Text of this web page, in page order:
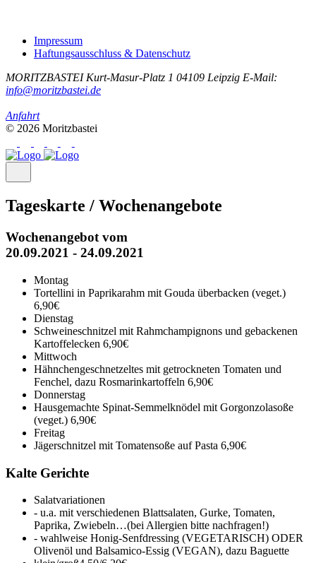
Impressum
Haftungsausschluss & Datenschutz
MORITZBASTEI Kurt-Masur-Platz 1 04109 Leipzig E-Mail:
info@moritzbastei.de
Anfahrt
© 2026 Moritzbastei
Tageskarte / Wochenangebote
Wochenangebot vom
20.09.2021 - 24.09.2021
Montag
Tortellini in Paprikarahm mit Gouda überbacken (veget.)
6,90€
Dienstag
Schweineschnitzel mit Rahmchampignons und gebackenen
Kartoffelecken 6,90€
Mittwoch
Hähnchengeschnetzeltes mit getrockneten Tomaten und
Fenchel, dazu Rosmarinkartoffeln 6,90€
Donnerstag
Hausgemachte Spinat-Semmelknödel mit Gorgonzolasoße
(veget.) 6,90€
Freitag
Jägerschnitzel mit Tomatensoße auf Pasta 6,90€
Kalte Gerichte
Salatvariationen
- u.a. mit verschiedenen Blattsalaten, Gurke, Tomaten,
Paprika, Zwiebeln…(bei Allergien bitte nachfragen!)
- wahlweise Honig-Senfdressing (VEGETARISCH) ODER
Olivenöl und Balsamico-Essig (VEGAN), dazu Baguette